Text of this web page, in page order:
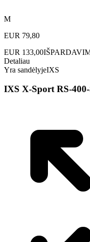
M
EUR 79,80
EUR 133,00
Detaliau
Yra sandėlyjeIXS
IXS X-Sport RS-